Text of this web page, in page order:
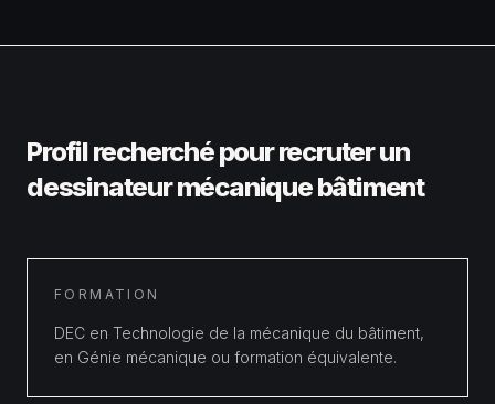
Profil recherché pour recruter un
dessinateur mécanique bâtiment
FORMATION
DEC en Technologie de la mécanique du bâtiment,
en Génie mécanique ou formation équivalente.